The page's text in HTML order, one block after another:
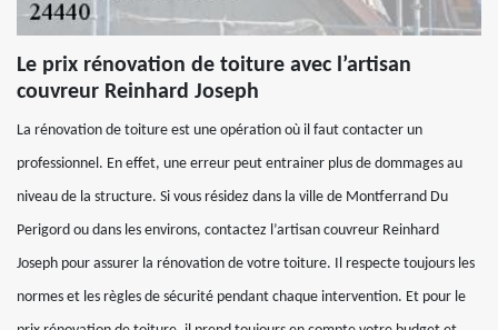
Le prix rénovation de toiture avec l’artisan
couvreur Reinhard Joseph
La rénovation de toiture est une opération où il faut contacter un
professionnel. En effet, une erreur peut entrainer plus de dommages au
niveau de la structure. Si vous résidez dans la ville de Montferrand Du
Perigord ou dans les environs, contactez l’artisan couvreur Reinhard
Joseph pour assurer la rénovation de votre toiture. Il respecte toujours les
normes et les règles de sécurité pendant chaque intervention. Et pour le